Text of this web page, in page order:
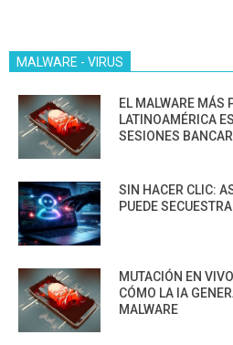
MALWARE - VIRUS
EL MALWARE MÁS
LATINOAMÉRICA
SESIONES
SIN HACER CLIC:
PUEDE
MUTACIÓN EN
CÓMO LA IA
MALWARE